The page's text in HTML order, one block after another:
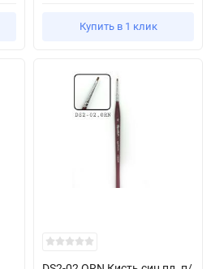
Купить в 1 клик